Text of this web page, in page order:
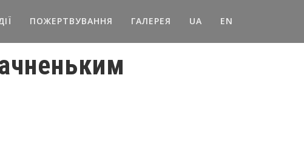
ПОЖЕРТВУВАННЯ ГАЛЕРЕЯ UA EN